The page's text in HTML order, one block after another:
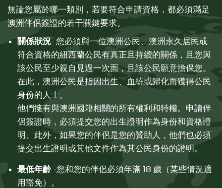
無論您屬於哪一類別，若要符合申請資格，都必須滿足
澳洲伴侶簽證的若干關鍵要求。
關係狀況- 您必須與一位澳洲公民、澳洲永久居民或
符合資格的紐西蘭公民有真正且持續的關係，且您與
該公民至少親自見過一次面，且該公民願意擔保您。
在此，澳洲公民是指因出生、血統或歸化而獲得公民
身份的人士。
他們擁有與澳洲國籍相關的所有權利和特權。申請伴
侶簽證時，必須提交您的出生證明作為身份和資格證
明。此外，如果您的伴侶是您的贊助人，他們也必須
提交出生證明或其他文件作為其公民身份的證明。
最低年齡 -您和您的伴侶必須年滿 18 歲（某些情況適
用豁免）。